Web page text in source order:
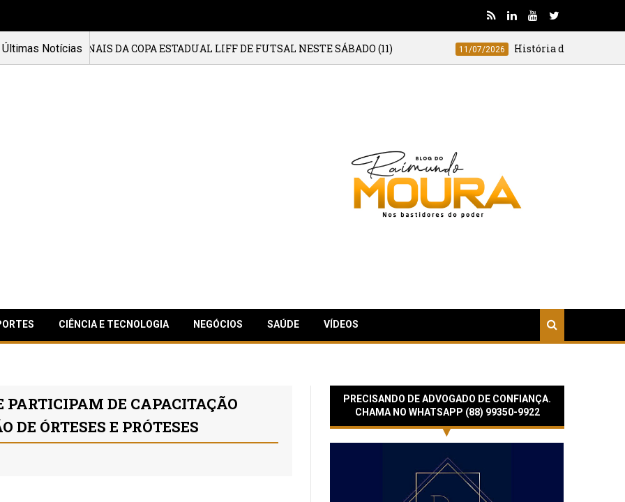
Últimas Notícias
DA COPA ESTADUAL LIFF DE FUTSAL NESTE SÁBADO (11) 11/07/2026 História de Pentecoste
CIÊNCIA E TECNOLOGIA NEGÓCIOS SAÚDE VÍDEOS
PARTICIPAM DE CAPACITAÇÃO
DE ÓRTESES E PRÓTESES
PRECISANDO DE ADVOGADO DE CONFIANÇA.
CHAMA NO WHATSAPP (88) 99350-9922